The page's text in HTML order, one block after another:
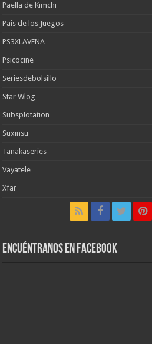
Paella de Kimchi
Pais de los Juegos
PS3XLAVENA
Psicocine
Seriesdebolsillo
Star Wlog
Subsplotation
Suxinsu
Tanakaseries
Vayatele
Xfar
Encuéntranos en Facebook